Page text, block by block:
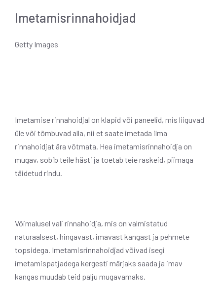
Imetamisrinnahoidjad
Getty Images
Imetamise rinnahoidjal on klapid või paneelid, mis liiguvad
üle või tõmbuvad alla, nii et saate imetada ilma
rinnahoidjat ära võtmata. Hea imetamisrinnahoidja on
mugav, sobib teile hästi ja toetab teie raskeid, piimaga
täidetud rindu.
Võimalusel vali rinnahoidja, mis on valmistatud
naturaalsest, hingavast, imavast kangast ja pehmete
topsidega. Imetamisrinnahoidjad võivad isegi
imetamispatjadega kergesti märjaks saada ja imav
kangas muudab teid palju mugavamaks.